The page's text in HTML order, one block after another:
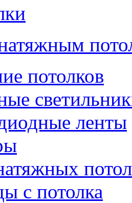
потолков
ленты
с потолка